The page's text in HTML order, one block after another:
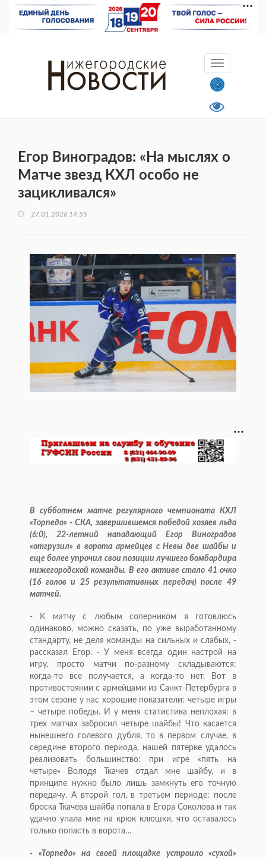
Егор Виноградов: «На мыслях о
Матче звезд КХЛ особо не
зацикливался»
27.01.2026 14:55
В субботнем матче регулярного чемпионата КХЛ
«Торпедо» - СКА, завершившемся победой хозяев льда
(6:0), 22-летний нападающий Егор Виноградов
«отгрузил» в ворота армейцев с Невы две шайбы и
еще более упрочил свои позиции лучшего бомбардира
нижегородской команды. В его активе стало 41 очко
(16 голов и 25 результативных передач) после 49
матчей.
- К матчу с любым соперником я готовлюсь
одинаково, можно сказать, по уже выработанному
стандарту, не деля команды на сильных и слабых, -
рассказал Егор. - У меня всегда один настрой на
игру, просто матчи по-разному складываются:
когда-то все получается, а когда-то нет. Вот в
противостоянии с армейцами из Санкт-Петербурга в
этом сезоне у нас хорошие показатели: четыре игры
– четыре победы. И у меня статистика неплохая: в
трех матчах забросил четыре шайбы! Что касается
нынешнего голевого дубля, то в первом случае, в
середине второго периода, нашей пятерке удалось
реализовать большинство: при игре «пять на
четыре» Володя Ткачев отдал мне шайбу, и в
принципе нужно было лишь замкнуть его точную
передачу. А второй гол, в третьем периоде: после
броска Ткачева шайба попала в Егора Соколова и так
удачно упала мне на крюк клюшки, что оставалось
только попасть в ворота…
- «Торпедо» на своей площадке устроило «сухой»